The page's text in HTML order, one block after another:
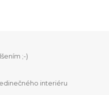
;-)
interiéru